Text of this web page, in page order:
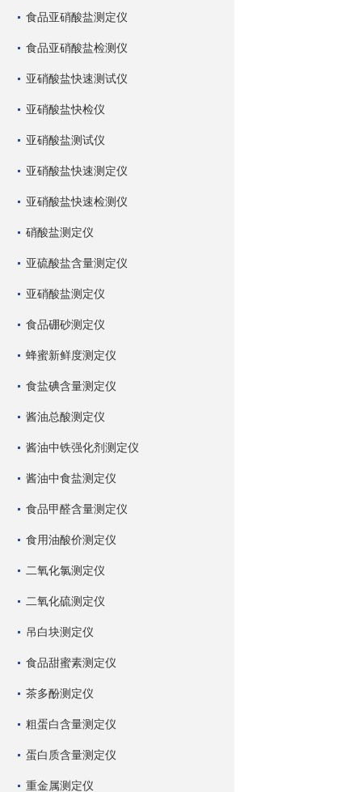
食品亚硝酸盐测定仪
食品亚硝酸盐检测仪
亚硝酸盐快速测试仪
亚硝酸盐快检仪
亚硝酸盐测试仪
亚硝酸盐快速测定仪
亚硝酸盐快速检测仪
硝酸盐测定仪
亚硫酸盐含量测定仪
亚硝酸盐测定仪
食品硼砂测定仪
蜂蜜新鲜度测定仪
食盐碘含量测定仪
酱油总酸测定仪
酱油中铁强化剂测定仪
酱油中食盐测定仪
食品甲醛含量测定仪
食用油酸价测定仪
二氧化氯测定仪
二氧化硫测定仪
吊白块测定仪
食品甜蜜素测定仪
茶多酚测定仪
粗蛋白含量测定仪
蛋白质含量测定仪
重金属测定仪